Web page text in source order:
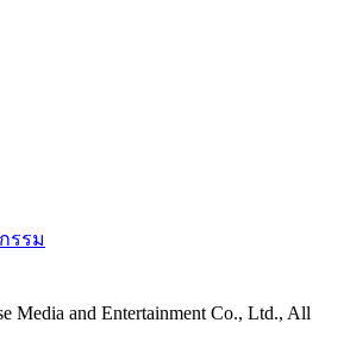
รรม
Media and Entertainment Co., Ltd., All